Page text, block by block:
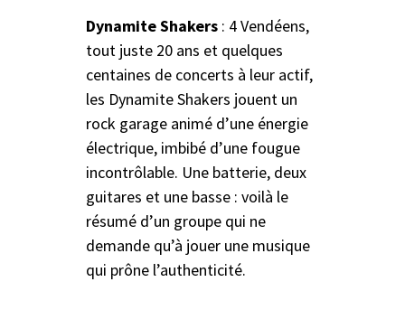
Dynamite Shakers: 4 Vendéens,
tout juste 20 ans et quelques
centaines de concerts à leur actif,
les Dynamite Shakers jouent un
rock garage animé d’une énergie
électrique, imbibé d’une fougue
incontrôlable. Une batterie, deux
guitares et une basse : voilà le
résumé d’un groupe qui ne
demande qu’à jouer une musique
qui prône l’authenticité.